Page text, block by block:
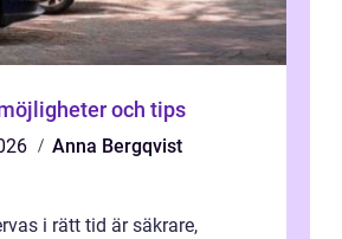
och tips
Anna Bergqvist
i rätt tid är säkrare,